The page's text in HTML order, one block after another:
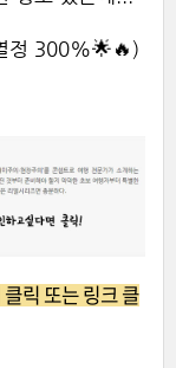
정 300%🌟🔥)
릭 또는 링크 클